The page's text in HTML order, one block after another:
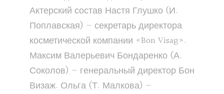
Актерский состав Настя Глушко (И.
Поплавская) — секретарь директора
косметической компании «Bon Visag».
Максим Валерьевич Бондаренко (А.
Соколов) — генеральный директор Бон
Визаж. Ольга (Т. Малкова) —